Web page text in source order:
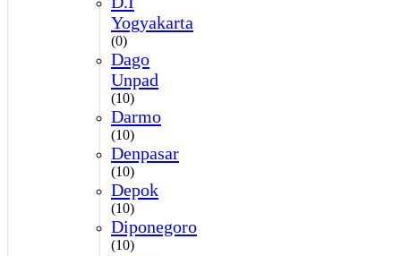
Yogyakarta
(0)
Dago
Unpad
(10)
Darmo
(10)
Denpasar
(10)
Depok
(10)
Diponegoro
(10)